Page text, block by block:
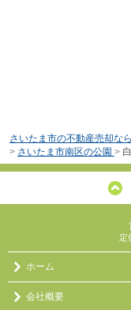
さいたま市の不動産売却な
> さいたま市南区の公園 >
定
ホーム
会社概要